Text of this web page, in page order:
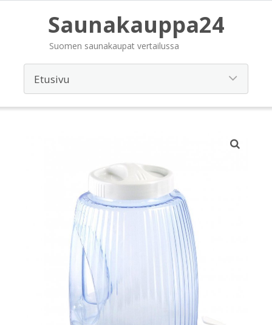
Saunakauppa24
Suomen saunakaupat vertailussa